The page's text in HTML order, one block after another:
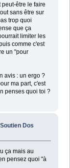
être le faire
sans être sur
trop quoi
que ça
limiter les
comme c'est
un "pour
avis : un ergo ?
ma part, c'est
penses quoi toi ?
Dos
ça mais au
pensez quoi "à